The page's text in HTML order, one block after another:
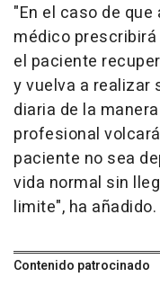
"En el caso de
médico
el paciente
y vuelva a realizar
diaria de la
profesional
paciente no sea
vida normal sin
limite", ha añadido.
Contenido patrocinado